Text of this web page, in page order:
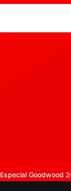
Especial Goodwood